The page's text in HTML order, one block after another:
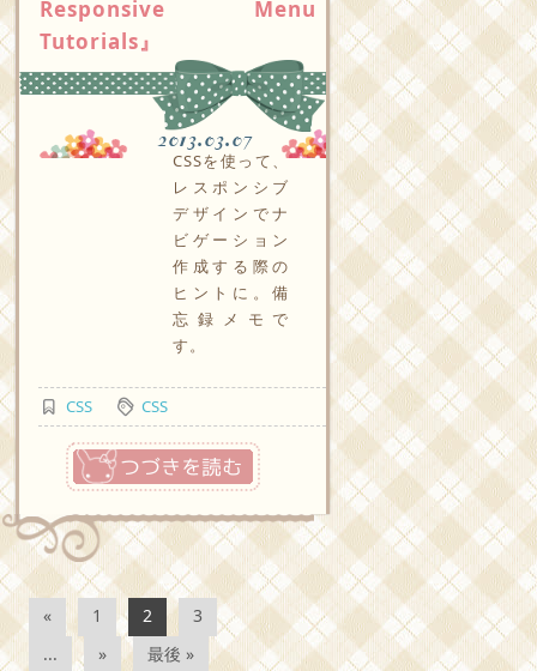
Responsive Menu
Tutorials』
2013.03.07
CSSを使って、
レスポンシブ
デザインでナ
ビゲーション
作成する際の
ヒントに。備
忘録メモで
す。
CSS CSS
つづきを読む
« 1 2
3
...
» 最後 »